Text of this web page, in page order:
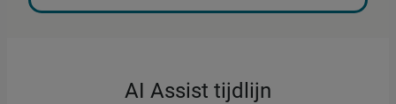
AI Assist tijdlijn